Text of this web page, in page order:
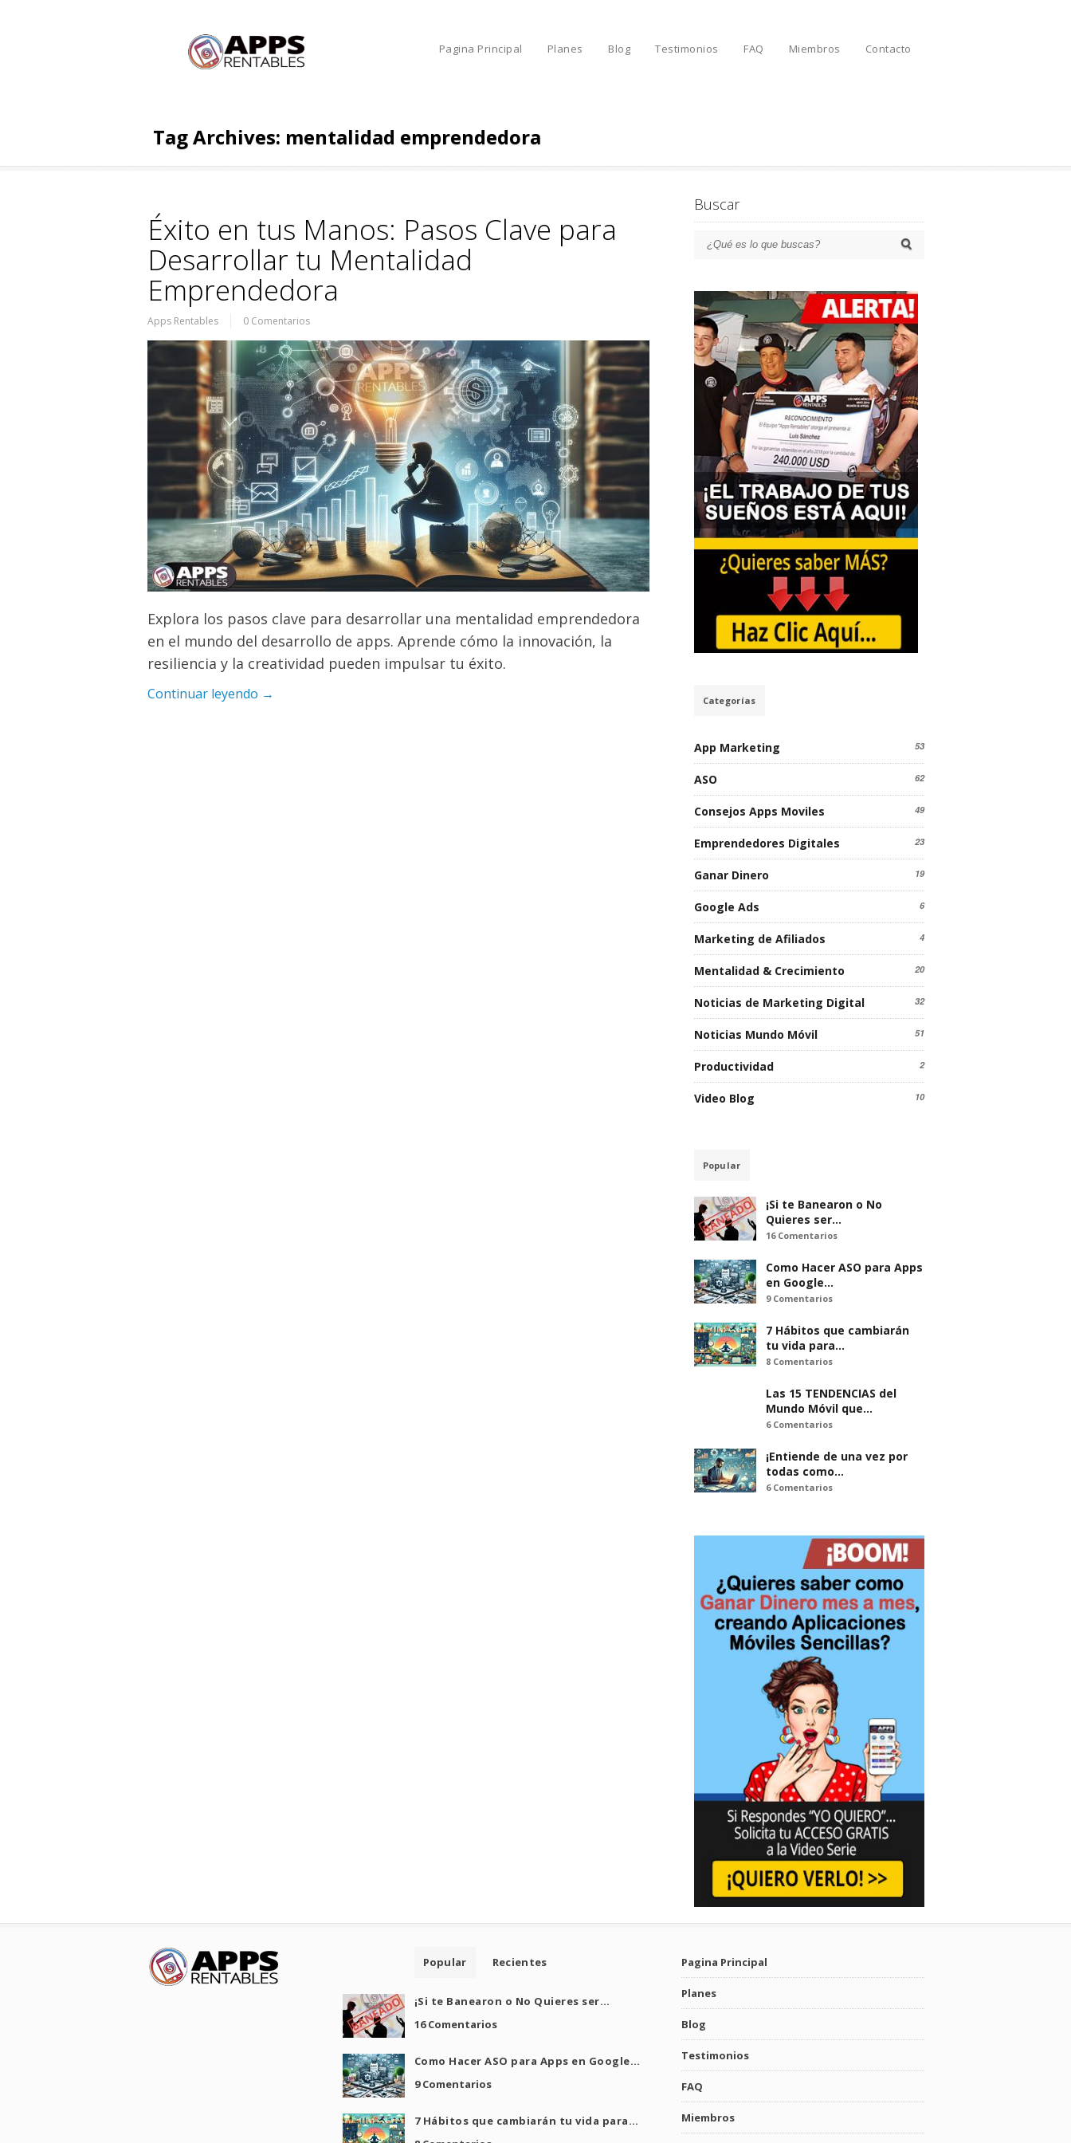
Pagina Principal Planes Blog Testimonios FAQ Miembros Contacto
Tag Archives: mentalidad emprendedora
Éxito en tus Manos: Pasos Clave para
Desarrollar tu Mentalidad
Emprendedora
Apps Rentables 0 Comentarios
Explora los pasos clave para desarrollar una mentalidad emprendedora
en el mundo del desarrollo de apps. Aprende cómo la innovación, la
resiliencia y la creatividad pueden impulsar tu éxito.
Continuar leyendo →
Buscar
Categorías
App Marketing 53
ASO 62
Consejos Apps Moviles 49
Emprendedores Digitales 23
Ganar Dinero 19
Google Ads 6
Marketing de Afiliados 4
Mentalidad & Crecimiento 20
Noticias de Marketing Digital 32
Noticias Mundo Móvil 51
Productividad 2
Video Blog 10
Popular
¡Si te Banearon o No
Quieres ser…
16 Comentarios
Como Hacer ASO para Apps
en Google…
9 Comentarios
7 Hábitos que cambiarán
tu vida para…
8 Comentarios
Las 15 TENDENCIAS del
Mundo Móvil que…
6 Comentarios
¡Entiende de una vez por
todas como…
6 Comentarios
Popular Recientes
¡Si te Banearon o No Quieres ser…
16 Comentarios
Como Hacer ASO para Apps en Google…
9 Comentarios
7 Hábitos que cambiarán tu vida para…
Pagina Principal
Planes
Blog
Testimonios
FAQ
Miembros